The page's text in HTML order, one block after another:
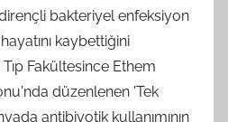
bakteriyel enfeksiyon
kaybettiğini
Fakültesince Ethem
düzenlenen 'Tek
antibiyotik kullanımının